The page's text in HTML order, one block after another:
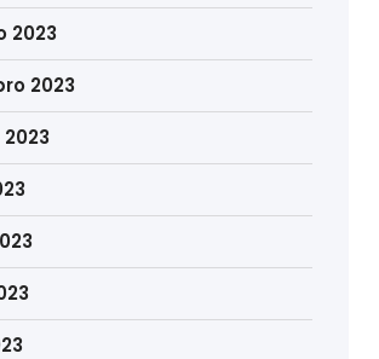
2023
2023